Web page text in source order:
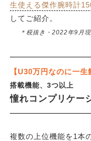
生使える傑作腕時計
してご紹介。
＊税抜き・2022年9月
【U30万円なのに一生
搭載機能、3つ以上
憧れコンプリケー
複数の上位機能を1本